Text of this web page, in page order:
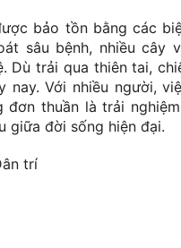
bảo tồn bằng các
sâu bệnh, nhiều
Dù trải qua thiên tai,
nay. Với nhiều người,
đơn thuần là trải
giữa đời sống hiện đại.
trí